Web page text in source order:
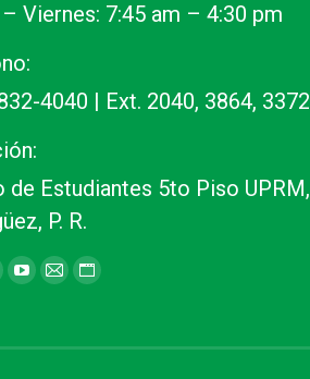
Viernes: 7:45 am – 4:30 pm
4040 | Ext. 2040, 3864, 3372
de Estudiantes 5to Piso UPRM,
P. R.
on:
YouTube
MailWebsite